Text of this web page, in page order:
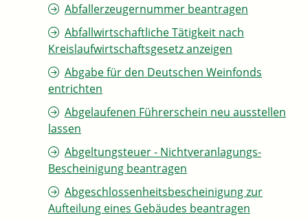
Abfallerzeugernummer beantragen
Abfallwirtschaftliche Tätigkeit nach
Kreislaufwirtschaftsgesetz anzeigen
Abgabe für den Deutschen Weinfonds
entrichten
Abgelaufenen Führerschein neu ausstellen
lassen
Abgeltungsteuer - Nichtveranlagungs-
Bescheinigung beantragen
Abgeschlossenheitsbescheinigung zur
Aufteilung eines Gebäudes beantragen